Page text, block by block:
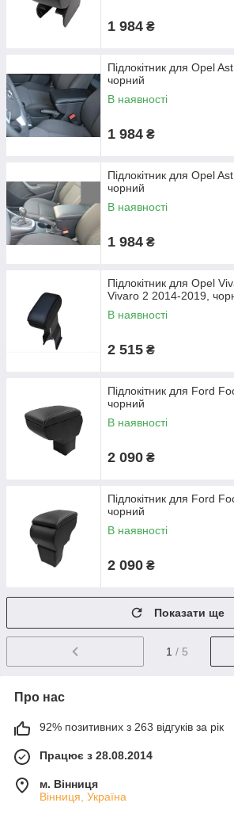
1 984 ₴
Підлокітник для Opel
чорний
В наявності
1 984 ₴
Підлокітник для Opel
чорний
В наявності
1 984 ₴
Підлокітник для Opel
Vivaro 2 2014-2019,
В наявності
2 515 ₴
Підлокітник для Ford
чорний
В наявності
2 090 ₴
Підлокітник для Ford
чорний
В наявності
2 090 ₴
Показати ще
1 / 5
Про нас
92% позитивних з 263 відгуків за рік
Працює з 28.08.2014
м. Вінниця
Вінниця, Україна